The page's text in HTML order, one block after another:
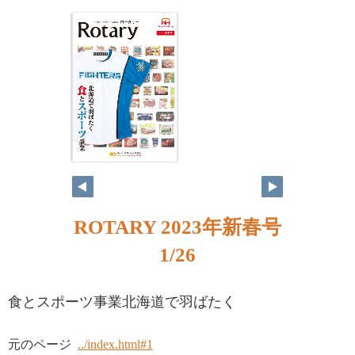
ROTARY 2023年新春号
1/26
食とスポーツ事業北海道で羽ばたく
元のページ ../index.html#1